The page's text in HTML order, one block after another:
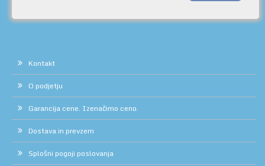
Kontakt
O podjetju
Garancija cene. Izenačimo ceno.
Dostava in prevzem
Splošni pogoji poslovanja